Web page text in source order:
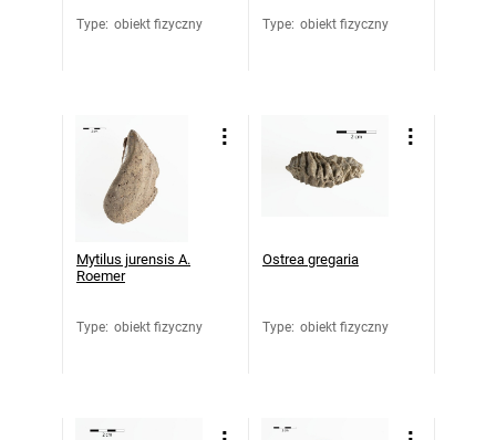
Type: obiekt fizyczny Type: obiekt fizyczny
Mytilus jurensis A.
Roemer
Type: obiekt fizyczny
Ostrea gregaria
Type: obiekt fizyczny